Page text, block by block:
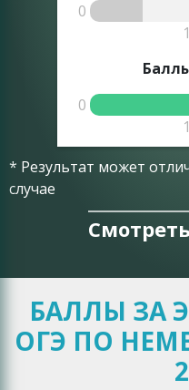
0
0
* Результат может
случае
БАЛЛЫ ЗА
ОГЭ ПО